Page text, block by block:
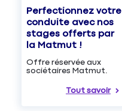
Perfectionnez votre
conduite avec nos
stages offerts par
la Matmut !
Offre réservée aux
sociétaires Matmut.
Tout savoir